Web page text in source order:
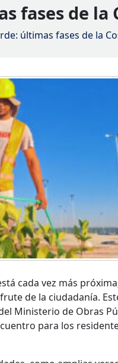
fases de la
últimas fases de la
cada vez más
de la ciudadanía.
Ministerio de Obras
para los